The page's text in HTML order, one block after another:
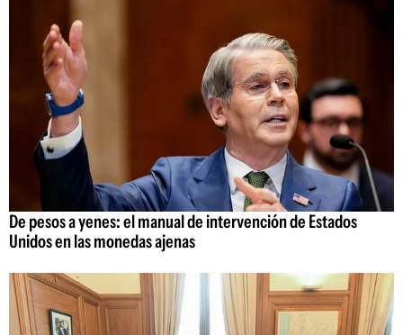
De pesos a yenes: el manual de intervención de Estados
Unidos en las monedas ajenas